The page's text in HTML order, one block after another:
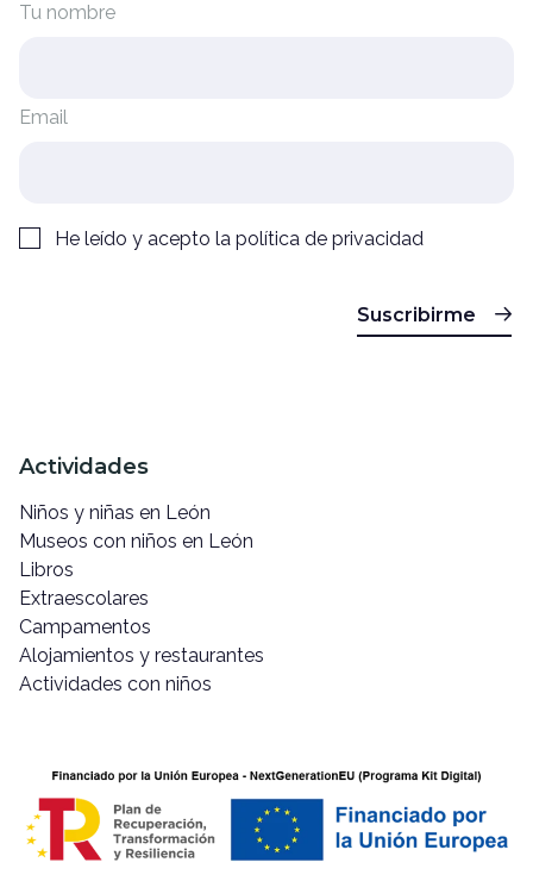
Tu nombre
Email
He leído y acepto la política de privacidad
Suscribirme
Actividades
Niños y niñas en León
Museos con niños en León
Libros
Extraescolares
Campamentos
Alojamientos y restaurantes
Actividades con niños